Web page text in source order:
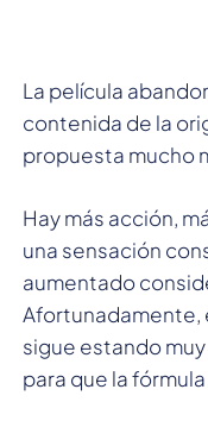
La película
contenida de la
propuesta mucho
Hay más acción,
una sensación
aumentado
Afortunadamente,
sigue estando
para que la